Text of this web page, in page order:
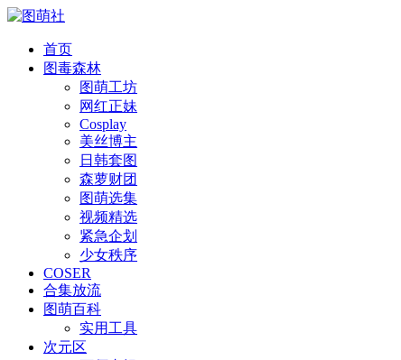
首页
图毒森林
图萌工坊
网红正妹
Cosplay
美丝博主
日韩套图
森萝财团
图萌选集
视频精选
紧急企划
少女秩序
COSER
合集放流
图萌百科
实用工具
次元区